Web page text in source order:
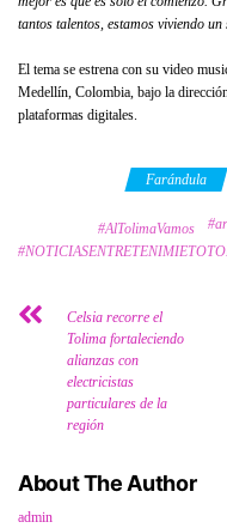
tantos talentos, estamos viviendo
El tema se estrena con su video
Medellín, Colombia, bajo la
plataformas digitales.
Farándula
#AlTolimaVamos
Celsia recorre el
Tolima fortaleciendo
alianzas con
electricistas
particulares de la
región
About The Author
admin